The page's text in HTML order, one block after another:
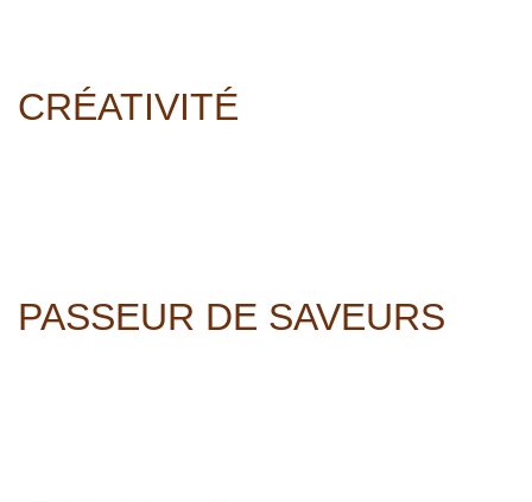
CRÉATIVITÉ
PASSEUR DE SAVEURS